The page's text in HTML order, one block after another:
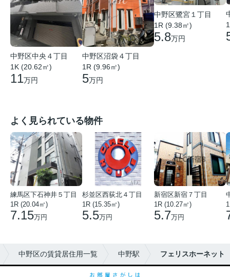
中野区中央４丁目
1K (20.62㎡)
11万円
中野区沼袋４丁目
1R (9.96㎡)
5万円
中野区鷺宮１丁目
1R (9.38㎡)
5.8万円
よく見られている物件
練馬区下石神井５丁目
1R (20.04㎡)
7.15万円
杉並区西荻北４丁目
1R (15.35㎡)
5.5万円
新宿区新宿７丁目
1R (10.27㎡)
5.7万円
中野区の賃貸居住用一覧 中野駅 フェリスホーネット